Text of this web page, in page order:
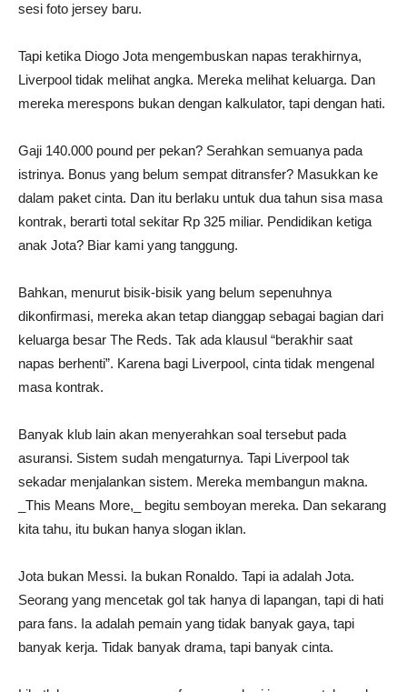
sesi foto jersey baru.
Tapi ketika Diogo Jota mengembuskan napas terakhirnya,
Liverpool tidak melihat angka. Mereka melihat keluarga. Dan
mereka merespons bukan dengan kalkulator, tapi dengan hati.
Gaji 140.000 pound per pekan? Serahkan semuanya pada
istrinya. Bonus yang belum sempat ditransfer? Masukkan ke
dalam paket cinta. Dan itu berlaku untuk dua tahun sisa masa
kontrak, berarti total sekitar Rp 325 miliar. Pendidikan ketiga
anak Jota? Biar kami yang tanggung.
Bahkan, menurut bisik-bisik yang belum sepenuhnya
dikonfirmasi, mereka akan tetap dianggap sebagai bagian dari
keluarga besar The Reds. Tak ada klausul “berakhir saat
napas berhenti”. Karena bagi Liverpool, cinta tidak mengenal
masa kontrak.
Banyak klub lain akan menyerahkan soal tersebut pada
asuransi. Sistem sudah mengaturnya. Tapi Liverpool tak
sekadar menjalankan sistem. Mereka membangun makna.
_This Means More,_ begitu semboyan mereka. Dan sekarang
kita tahu, itu bukan hanya slogan iklan.
Jota bukan Messi. Ia bukan Ronaldo. Tapi ia adalah Jota.
Seorang yang mencetak gol tak hanya di lapangan, tapi di hati
para fans. Ia adalah pemain yang tidak banyak gaya, tapi
banyak kerja. Tidak banyak drama, tapi banyak cinta.